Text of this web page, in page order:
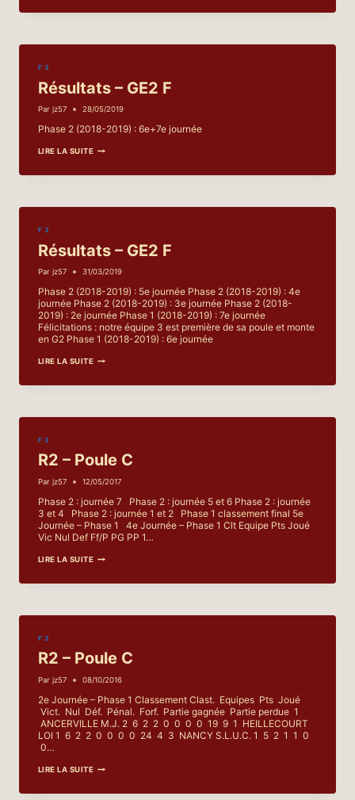
D
F 3
Résultats – GE2 F
Par jz57 28/05/2019
Phase 2 (2018-2019) : 6e+7e journée
LIRE LA SUITERÉSULTATS
–
F
F 3
Résultats – GE2 F
Par jz57 31/03/2019
Phase 2 (2018-2019) : 5e journée Phase 2 (2018-2019) : 4e
journée Phase 2 (2018-2019) : 3e journée Phase 2 (2018-
2019) : 2e journée Phase 1 (2018-2019) : 7e journée
Félicitations : notre équipe 3 est première de sa poule et monte
en G2 Phase 1 (2018-2019) : 6e journée
LIRE LA SUITERÉSULTATS
–
F
F 3
R2 – Poule C
Par jz57 12/05/2017
Phase 2 : journée 7 Phase 2 : journée 5 et 6 Phase 2 : journée
3 et 4 Phase 2 : journée 1 et 2 Phase 1 classement final 5e
Journée – Phase 1 4e Journée – Phase 1 Clt Equipe Pts Joué
Vic Nul Def Ff/P PG PP 1…
LIRE LA SUITER2
–
C
F 3
R2 – Poule C
Par jz57 08/10/2016
2e Journée – Phase 1 Classement Clast. Equipes Pts Joué
Vict. Nul Déf. Pénal. Forf. Partie gagnée Partie perdue 1
ANCERVILLE M.J. 2 6 2 2 0 0 0 0 19 9 1 HEILLECOURT
LOI 1 6 2 2 0 0 0 0 24 4 3 NANCY S.L.U.C. 1 5 2 1 1 0
0…
LIRE LA SUITER2
–
C